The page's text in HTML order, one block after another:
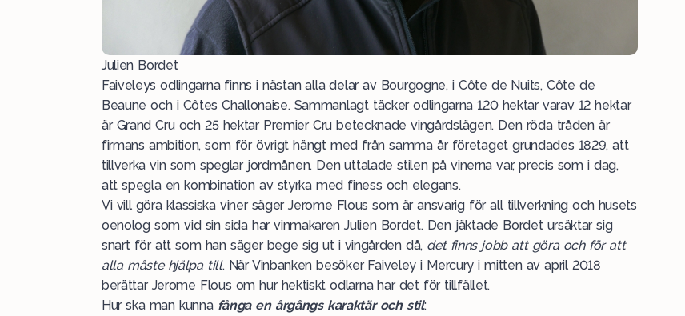
Julien Bordet
Faiveleys odlingarna finns i nästan alla delar av Bourgogne, i Côte de Nuits, Côte de
Beaune och i Côtes Challonaise. Sammanlagt täcker odlingarna 120 hektar varav 12 hektar
är Grand Cru och 25 hektar Premier Cru betecknade vingårdslägen. Den röda tråden är
firmans ambition, som för övrigt hängt med från samma år företaget grundades 1829, att
tillverka vin som speglar jordmånen. Den uttalade stilen på vinerna var, precis som i dag,
att spegla en kombination av styrka med finess och elegans.
Vi vill göra klassiska viner säger Jerome Flous som är ansvarig för all tillverkning och husets
oenolog som vid sin sida har vinmakaren Julien Bordet. Den jäktade Bordet ursäktar sig
snart för att som han säger bege sig ut i vingården då, det finns jobb att göra och för att
alla måste hjälpa till. När Vinbanken besöker Faiveley i Mercury i mitten av april 2018
berättar Jerome Flous om hur hektiskt odlarna har det för tillfället.
Hur ska man kunna fånga en årgångs karaktär och stil: